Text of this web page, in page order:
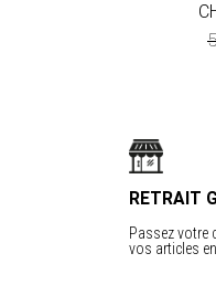
RETRAIT
Passez votre
vos articles